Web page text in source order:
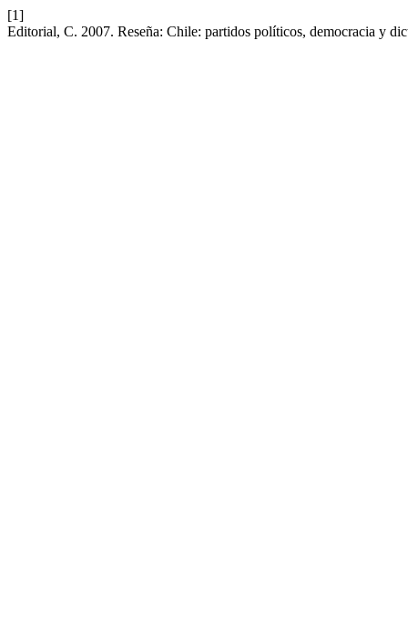
[1]
Editorial, C. 2007. Reseña: Chile: partidos políticos, democracia y